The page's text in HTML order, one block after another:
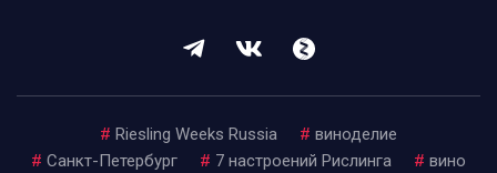
# Riesling Weeks Russia # виноделие
# Санкт-Петербург # 7 настроений Рислинга # вино